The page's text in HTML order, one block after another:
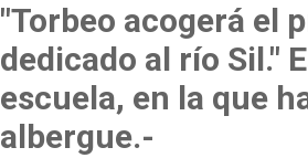
"Torbeo acogerá el
dedicado al río Sil."
escuela, en la que
albergue.-